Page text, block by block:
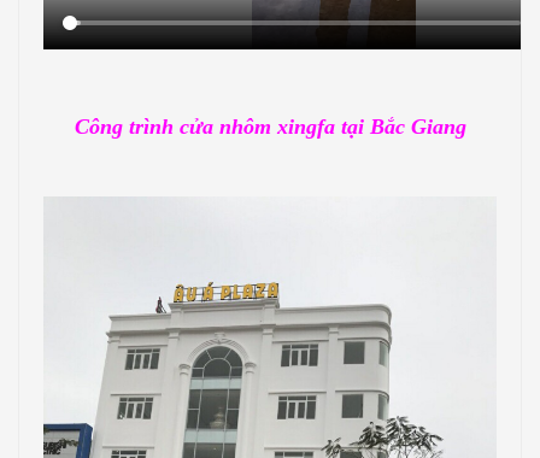
Công trình cửa nhôm xingfa tại Bắc Giang